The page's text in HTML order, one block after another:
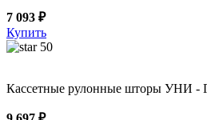
7 093 ₽
Купить
50
Кассетные рулонные шторы УНИ -